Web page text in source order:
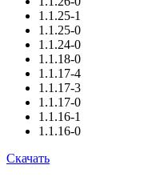
1.1.25-1
1.1.25-0
1.1.24-0
1.1.18-0
1.1.17-4
1.1.17-3
1.1.17-0
1.1.16-1
1.1.16-0
Скачать